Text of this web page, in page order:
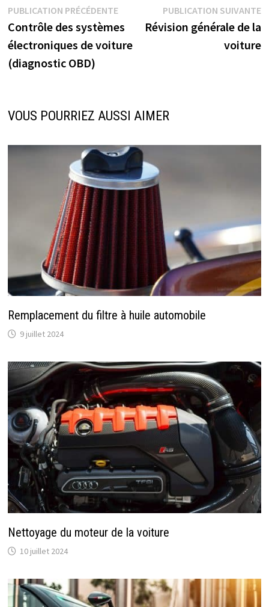
Navigation
de
l’article
PUBLICATION PRÉCÉDENTEPublication
précédente :
Contrôle des systèmes
électroniques de voiture
(diagnostic OBD)
PUBLICATION SUIVANTE
Révision générale de la
voiture
VOUS POURRIEZ AUSSI AIMER
Remplacement du filtre à huile automobile
9 juillet 2024
Nettoyage du moteur de la voiture
10 juillet 2024